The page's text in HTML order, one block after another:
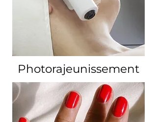
Photorajeunissement